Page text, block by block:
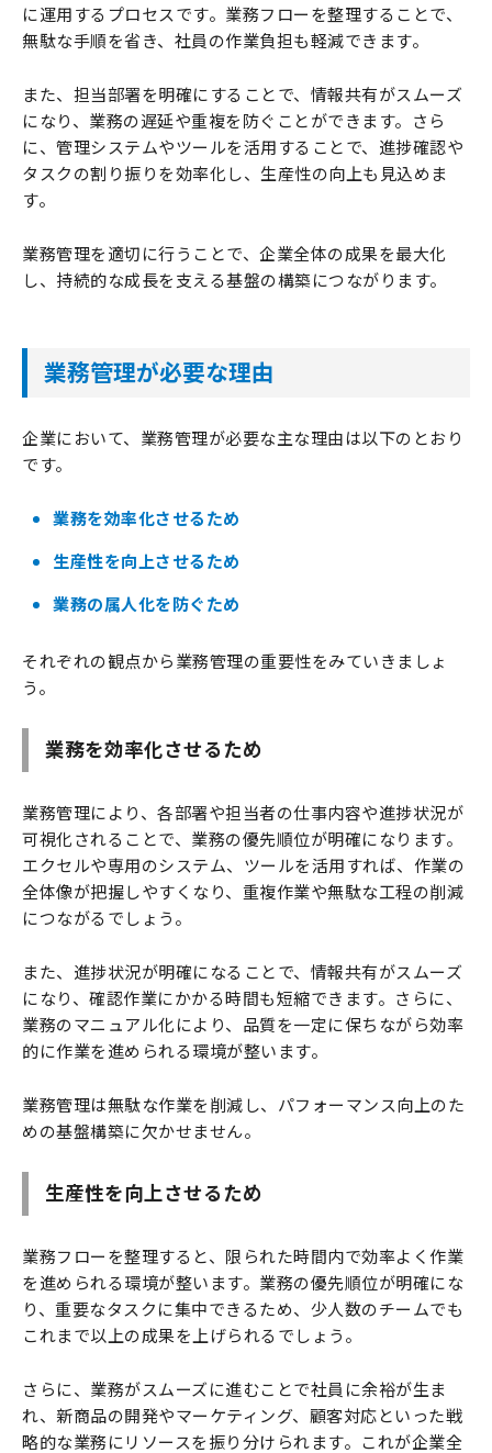
に運用するプロセスです。業務フローを整理することで、
無駄な手順を省き、社員の作業負担も軽減できます。
また、担当部署を明確にすることで、情報共有がスムーズ
になり、業務の遅延や重複を防ぐことができます。さら
に、管理システムやツールを活用することで、進捗確認や
タスクの割り振りを効率化し、生産性の向上も見込めま
す。
業務管理を適切に行うことで、企業全体の成果を最大化
し、持続的な成長を支える基盤の構築につながります。
業務管理が必要な理由
企業において、業務管理が必要な主な理由は以下のとおり
です。
業務を効率化させるため
生産性を向上させるため
業務の属人化を防ぐため
それぞれの観点から業務管理の重要性をみていきましょ
う。
業務を効率化させるため
業務管理により、各部署や担当者の仕事内容や進捗状況が
可視化されることで、業務の優先順位が明確になります。
エクセルや専用のシステム、ツールを活用すれば、作業の
全体像が把握しやすくなり、重複作業や無駄な工程の削減
につながるでしょう。
また、進捗状況が明確になることで、情報共有がスムーズ
になり、確認作業にかかる時間も短縮できます。さらに、
業務のマニュアル化により、品質を一定に保ちながら効率
的に作業を進められる環境が整います。
業務管理は無駄な作業を削減し、パフォーマンス向上のた
めの基盤構築に欠かせません。
生産性を向上させるため
業務フローを整理すると、限られた時間内で効率よく作業
を進められる環境が整います。業務の優先順位が明確にな
り、重要なタスクに集中できるため、少人数のチームでも
これまで以上の成果を上げられるでしょう。
さらに、業務がスムーズに進むことで社員に余裕が生ま
れ、新商品の開発やマーケティング、顧客対応といった戦
略的な業務にリソースを振り分けられます。これが企業全